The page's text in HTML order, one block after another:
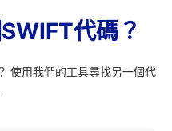
代碼？
使用我們的工具尋找另一個代